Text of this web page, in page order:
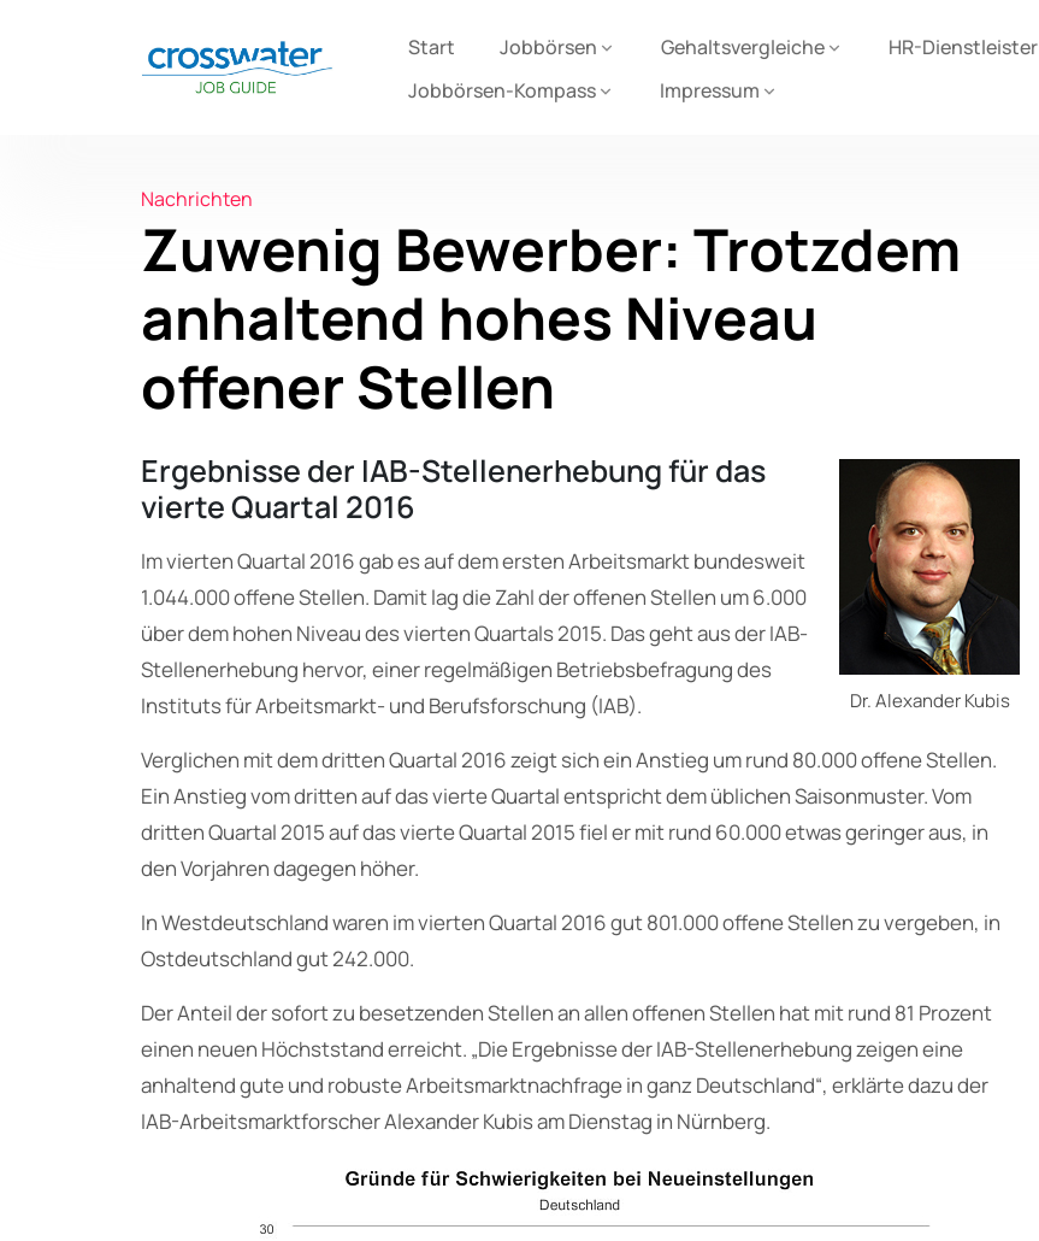
Start Jobbörsen Gehaltsvergleiche HR-Dienstleister
Jobbörsen-Kompass
Impressum
Nachrichten
Zuwenig Bewerber: Trotzdem
anhaltend hohes Niveau
offener Stellen
Dr. Alexander Kubis
Ergebnisse der IAB-Stellenerhebung für das
vierte Quartal 2016
Im vierten Quartal 2016 gab es auf dem ersten Arbeitsmarkt bundesweit
1.044.000 offene Stellen. Damit lag die Zahl der offenen Stellen um 6.000
über dem hohen Niveau des vierten Quartals 2015. Das geht aus der IAB-
Stellenerhebung hervor, einer regelmäßigen Betriebsbefragung des
Instituts für Arbeitsmarkt- und Berufsforschung (IAB).
Verglichen mit dem dritten Quartal 2016 zeigt sich ein Anstieg um rund 80.000 offene Stellen.
Ein Anstieg vom dritten auf das vierte Quartal entspricht dem üblichen Saisonmuster. Vom
dritten Quartal 2015 auf das vierte Quartal 2015 fiel er mit rund 60.000 etwas geringer aus, in
den Vorjahren dagegen höher.
In Westdeutschland waren im vierten Quartal 2016 gut 801.000 offene Stellen zu vergeben, in
Ostdeutschland gut 242.000.
Der Anteil der sofort zu besetzenden Stellen an allen offenen Stellen hat mit rund 81 Prozent
einen neuen Höchststand erreicht. „Die Ergebnisse der IAB-Stellenerhebung zeigen eine
anhaltend gute und robuste Arbeitsmarktnachfrage in ganz Deutschland“, erklärte dazu der
IAB-Arbeitsmarktforscher Alexander Kubis am Dienstag in Nürnberg.